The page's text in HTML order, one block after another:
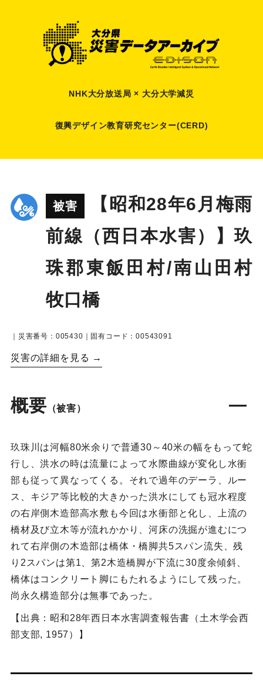
NHK大分放送局 × 大分大学減災
復興デザイン教育研究センター(CERD)
被害
【昭和28年6月梅雨
前線（西日本水害）】玖
珠郡東飯田村/南山田村
牧口橋
｜災害番号：005430｜固有コード：00543091
災害の詳細を見る →
概要 （被害）
玖珠川は河幅80米余りで普通30～40米の幅をもって蛇
行し、洪水の時は流量によって水際曲線が変化し水衝
部も従って異なってくる。それで過年のデーラ、ルー
ス、キジア等比較的大きかった洪水にしても冠水程度
の右岸側木造部高水敷も今回は水衝部と化し、上流の
橋材及び立木等が流れかかり、河床の洗掘が進むにつ
れて右岸側の木造部は橋体・橋脚共5スパン流失、残
り2スパンは第1、第2木造橋脚が下流に30度余傾斜、
橋体はコンクリート脚にもたれるようにして残った。
尚永久構造部分は無事であった。
【出典：昭和28年西日本水害調査報告書（土木学会西
部支部, 1957）】